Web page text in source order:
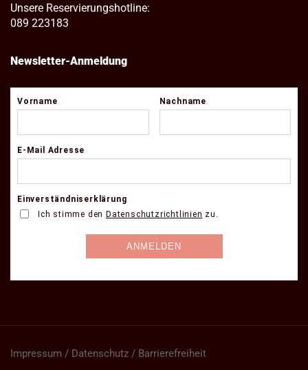
Unsere Reservierungshotline:
089 223183
Newsletter-Anmeldung
Impressum / Datenschutz / Barrierefreiheit